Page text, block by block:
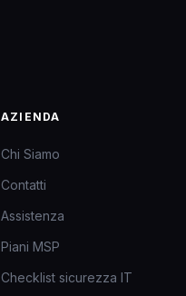
AZIENDA
Chi Siamo
Contatti
Assistenza
Piani MSP
Checklist sicurezza IT